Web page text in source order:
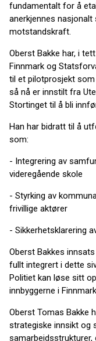
fundamentalt for å
anerkjennes
motstandskraft.
Oberst Bakke har, i
Finnmark og
til et pilotprosjekt
så nå er innstilt fra
Stortinget til å bli
Han har bidratt til å
som:
- Integrering av
videregående skole
- Styrking av
frivillige aktører
- Sikkerhetsklarering
Oberst Bakkes
fullt integrert i dette
Politiet kan løse sitt
innbyggerne i
Oberst Tomas Bakke
strategiske innsikt og